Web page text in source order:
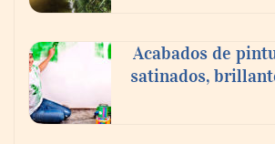
Acabados de
satinados,